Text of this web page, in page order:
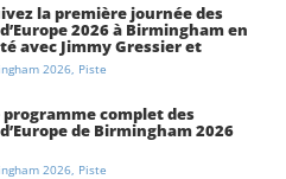
la première journée des
2026 à Birmingham en
avec Jimmy Gressier et
en finale du 5000 m
2026, Piste
complet des
de Birmingham 2026
2026, Piste